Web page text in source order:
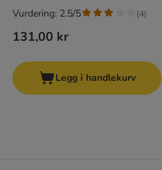
131,00 kr
Vurdering: 2.5/5 (4)
Legg i handlekurv